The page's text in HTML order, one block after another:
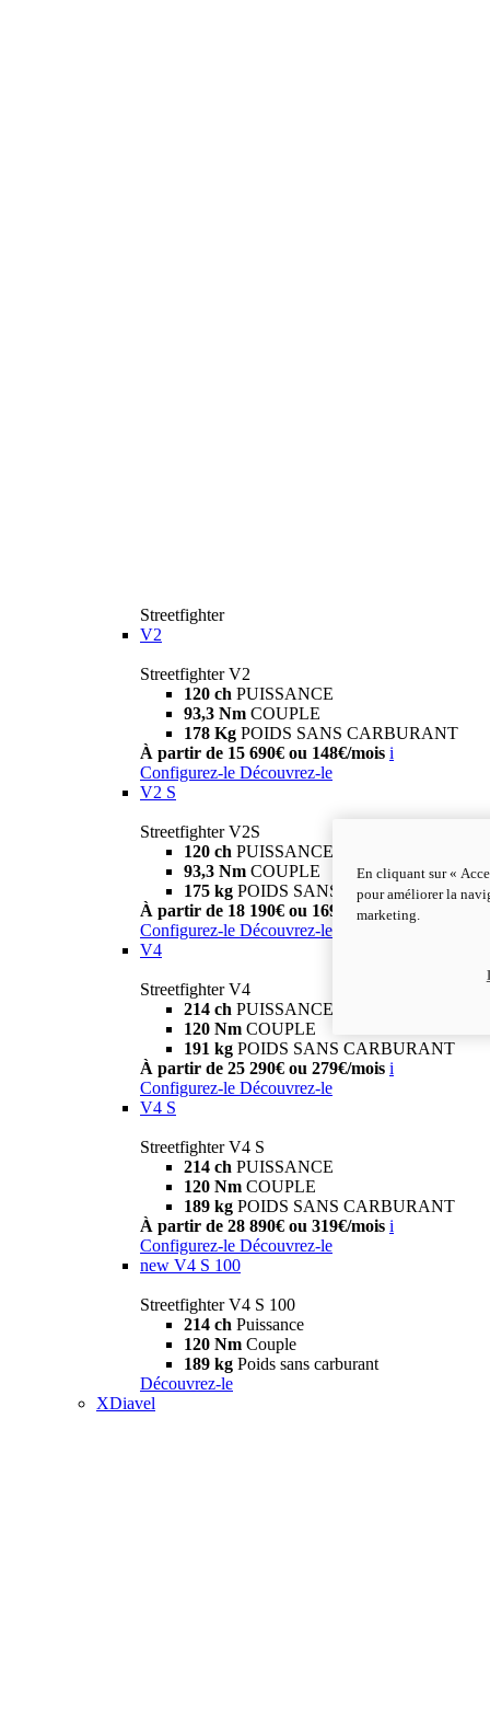
Streetfighter
V2
Streetfighter V2
120 ch PUISSANCE
93,3 Nm COUPLE
178 Kg POIDS SANS CARBURANT
À partir de 15 690€ ou 148€/mois i
Configurez-le Découvrez-le
V2 S
Streetfighter V2S
120 ch PUISSANCE
93,3 Nm COUPLE
175 kg POIDS SANS CARBURANT
À partir de 18 190€ ou 169€/mois i
Configurez-le Découvrez-le
V4
Streetfighter V4
214 ch PUISSANCE
120 Nm COUPLE
191 kg POIDS SANS CARBURANT
À partir de 25 290€ ou 279€/mois i
Configurez-le Découvrez-le
V4 S
Streetfighter V4 S
214 ch PUISSANCE
120 Nm COUPLE
189 kg POIDS SANS CARBURANT
À partir de 28 890€ ou 319€/mois i
Configurez-le Découvrez-le
new V4 S 100
Streetfighter V4 S 100
214 ch Puissance
120 Nm Couple
189 kg Poids sans carburant
Découvrez-le
XDiavel
En cliquant sur «
pour améliorer la
marketing.